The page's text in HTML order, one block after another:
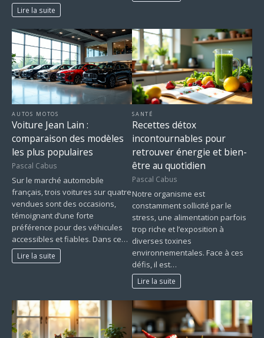
Lire la suite
AUTOS MOTOS
Voiture Jean Lain :
comparaison des modèles
les plus populaires
Pascal Cabus
Sur le marché automobile
français, trois voitures sur quatre
vendues sont des occasions,
témoignant d’une forte
préférence pour des véhicules
accessibles et fiables. Dans ce…
Lire la suite
SANTÉ
Recettes détox
incontournables pour
retrouver énergie et bien-
être au quotidien
Pascal Cabus
Notre organisme est
constamment sollicité par le
stress, une alimentation parfois
trop riche et l’exposition à
diverses toxines
environnementales. Face à ces
défis, il est…
Lire la suite